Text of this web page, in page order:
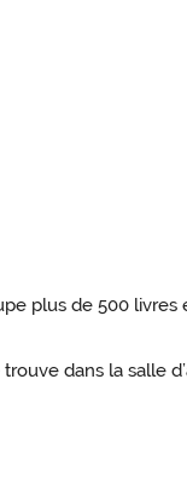
plus de 500
dans la salle